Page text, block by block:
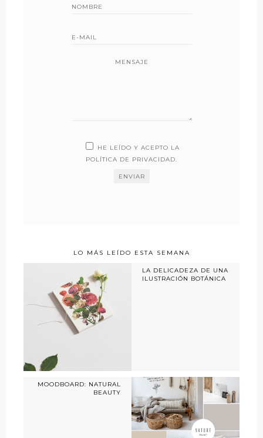
MENSAJE
HE LEÍDO Y ACEPTO LA
POLÍTICA DE PRIVACIDAD.
LO MÁS LEÍDO ESTA SEMANA
LA DELICADEZA DE UNA
ILUSTRACIÓN BOTÁNICA
MOODBOARD: NATURAL
BEAUTY